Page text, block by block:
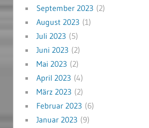
September 2023(2)
August 2023(1)
Juli 2023(5)
Juni 2023(2)
Mai 2023(2)
April 2023(4)
März 2023(2)
Februar 2023(6)
Januar 2023(9)